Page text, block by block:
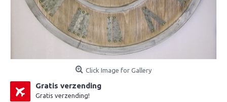
Click Image for Gallery
Gratis verzending
Gratis verzending!